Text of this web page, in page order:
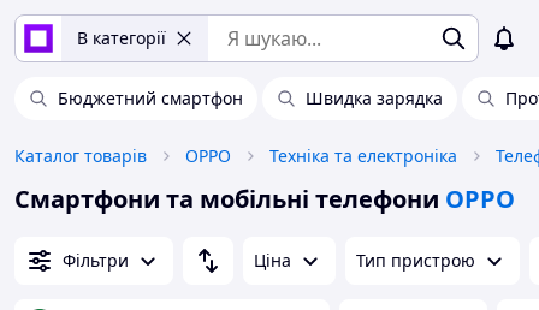
В категорії
Бюджетний смартфон Швидка зарядка
Каталог товарів OPPO Техніка та електроніка
Смартфони та мобільні телефони OPPO
Фільтри Ціна Тип пристрою